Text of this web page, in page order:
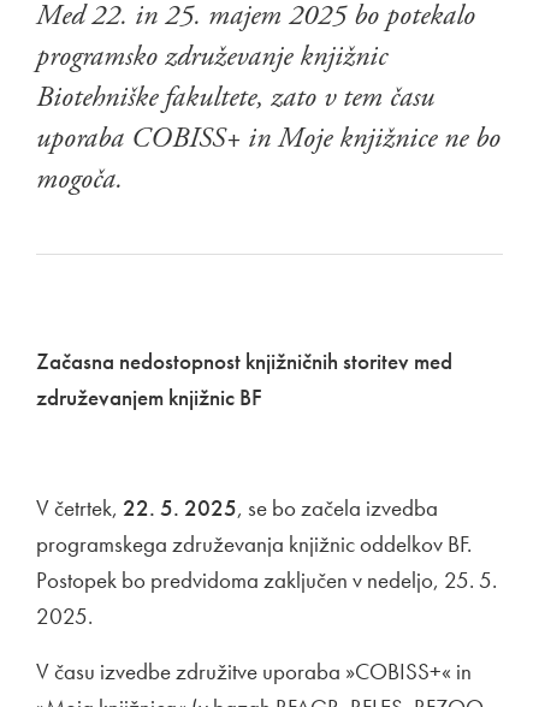
Med 22. in 25. majem 2025 bo potekalo
programsko združevanje knjižnic
Biotehniške fakultete, zato v tem času
uporaba COBISS+ in Moje knjižnice ne bo
mogoča.
Začasna nedostopnost knjižničnih storitev med
združevanjem knjižnic BF
V četrtek, 22. 5. 2025, se bo začela izvedba
programskega združevanja knjižnic oddelkov BF.
Postopek bo predvidoma zaključen v nedeljo, 25. 5.
2025.
V času izvedbe združitve uporaba »COBISS+« in